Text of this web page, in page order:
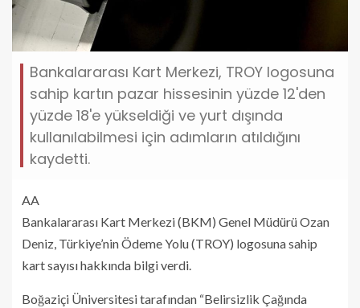
Bankalararası Kart Merkezi, TROY logosuna
sahip kartın pazar hissesinin yüzde 12'den
yüzde 18'e yükseldiği ve yurt dışında
kullanılabilmesi için adımların atıldığını
kaydetti.
AA
Bankalararası Kart Merkezi (BKM) Genel Müdürü Ozan
Deniz, Türkiye’nin Ödeme Yolu (TROY) logosuna sahip
kart sayısı hakkında bilgi verdi.
Boğaziçi Üniversitesi tarafından “Belirsizlik Çağında